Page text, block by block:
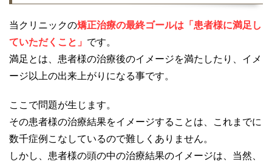
当クリニックの矯正治療の最終ゴールは「患者様に満足し
ていただくこと」 です。
満足とは、患者様の治療後のイメージを満たしたり、イメ
ージ以上の出来上がりになる事です。
ここで問題が生じます。
その患者様の治療結果をイメージすることは、これまでに
数千症例こなしているので難しくありません。
しかし、患者様の頭の中の治療結果のイメージは、当然、